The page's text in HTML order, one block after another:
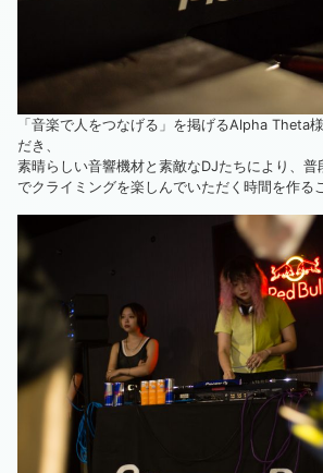
「音楽で人をつなげる」を掲げるAlpha Theta
だき、
素晴らしい音響機材と素敵なDJたちにより、普
でクライミングを楽しんでいただく時間を作る